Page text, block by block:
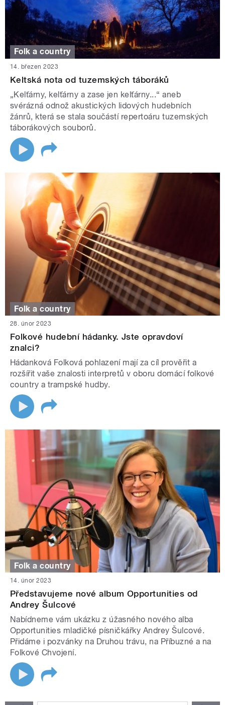
Folk a country
14. březen 2023
Keltská nota od tuzemských táboráků
„Kelťárny, kelťárny a zase jen kelťárny...“ aneb
svérázná odnož akustických lidových hudebních
žánrů, která se stala součástí repertoáru tuzemských
táborákových souborů.
Folk a country
28. únor 2023
Folkové hudební hádanky. Jste opravdoví
znalci?
Hádanková Folková pohlazení mají za cíl prověřit a
rozšířit vaše znalosti interpretů v oboru domácí folkové
country a trampské hudby.
Folk a country
14. únor 2023
Představujeme nové album Opportunities od
Andrey Šulcové
Nabídneme vám ukázku z úžasného nového alba
Opportunities mladičké písničkářky Andrey Šulcové.
Přidáme i pozvánky na Druhou trávu, na Příbuzné a na
Folkové Chvojení.